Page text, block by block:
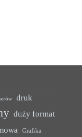
druk
duży format
Grafika